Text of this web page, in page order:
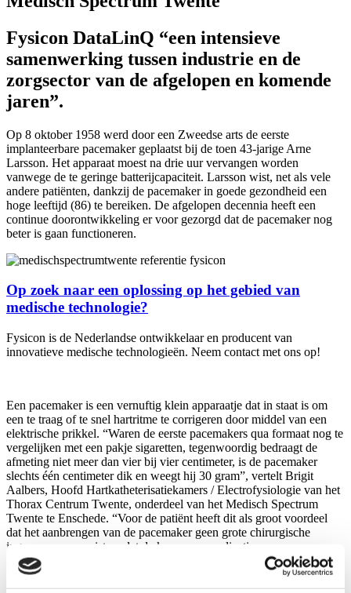
Fysicon DataLinQ “een intensieve
samenwerking tussen industrie en de
zorgsector van de afgelopen en komende
jaren”.
Op 8 oktober 1958 werd door een Zweedse arts de eerste
implanteerbare pacemaker geplaatst bij de toen 43-jarige Arne
Larsson. Het apparaat moest na drie uur vervangen worden
vanwege de te geringe batterijcapaciteit. Larsson wist, net als vele
andere patiënten, dankzij de pacemaker in goede gezondheid een
hoge leeftijd (86) te bereiken. De afgelopen decennia heeft een
continue doorontwikkeling er voor gezorgd dat de pacemaker nog
beter is gaan functioneren.
Op zoek naar een oplossing op het gebied van
medische technologie?
Fysicon is de Nederlandse ontwikkelaar en producent van
innovatieve medische technologieën. Neem contact met ons op!
Een pacemaker is een vernuftig klein apparaatje dat in staat is om
een te traag of te snel hartritme te corrigeren door middel van een
elektrische prikkel. “Waren de eerste pacemakers qua formaat nog te
vergelijken met een pakje sigaretten, tegenwoordig bedraagt de
afmeting niet meer dan vier bij vier centimeter, is de pacemaker
slechts één centimeter dik en weegt hij 30 gram”, vertelt Brigit
Aalbers, Hoofd Hartkatheterisatiekamers / Electrofysiologie van het
Thorax Centrum Twente, onderdeel van het Medisch Spectrum
Twente te Enschede. “Voor de patiënt heeft dit als groot voordeel
dat het aanbrengen van de pacemaker geen grote chirurgische
ingreep meer vereist en dat de kans op complicaties en
infectierisico’s daardoor aanzienlijk wordt verkleind. Bij de eerste
pacemakers was de output niet op externe wijze instelbaar.